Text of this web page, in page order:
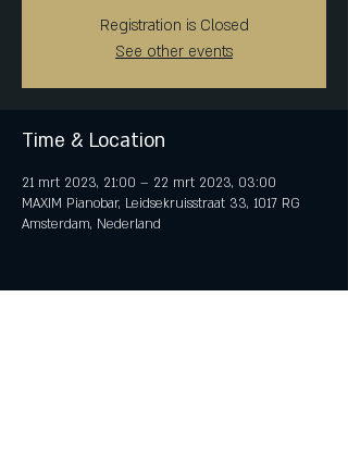
Registration is Closed
See other events
Time & Location
21 mrt 2023, 21:00 – 22 mrt 2023, 03:00
MAXIM Pianobar, Leidsekruisstraat 33, 1017 RG
Amsterdam, Nederland